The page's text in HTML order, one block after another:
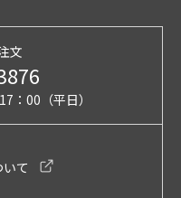
文
：00（平日）
て